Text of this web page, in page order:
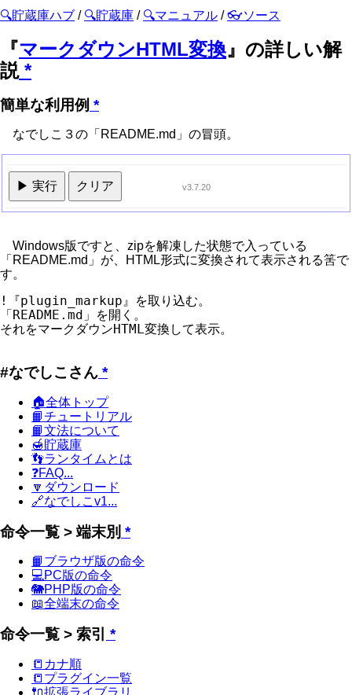
🔍貯蔵庫ハブ / 🔍貯蔵庫 / 🔍マニュアル /👓ソース
『マークダウンHTML変換』の詳しい解
説*
簡単な利用例 *
なでしこ３の「README.md」の冒頭。
▶ 実行 クリア v3.7.20
Windows版ですと、zipを解凍した状態で入っている
「README.md」が、HTML形式に変換されて表示される筈で
す。
!『plugin_markup』を取り込む。
「README.md」を開く。
#なでしこさん *
🏠全体トップ
📙チュートリアル
📙文法について
🍯貯蔵庫
👣ランタイムとは
❓FAQ...
🔽ダウンロード
🔗なでしこv1...
命令一覧 > 端末別 *
📙ブラウザ版の命令
💻PC版の命令
🐘PHP版の命令
📖全端末の命令
命令一覧 > 索引 *
📒カナ順
📒プラグイン一覧
🔌拡張ライブラリ